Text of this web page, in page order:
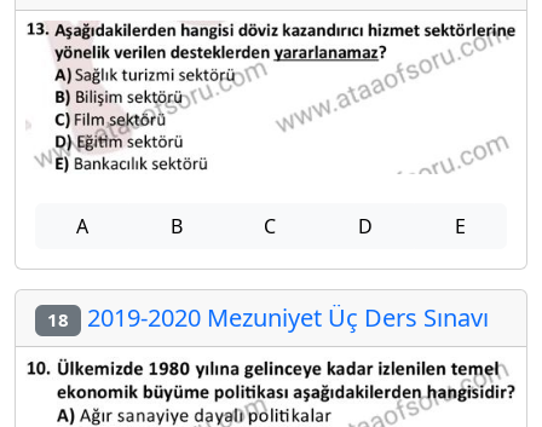
A B C D E
18 2019-2020 Mezuniyet Üç Ders Sınavı